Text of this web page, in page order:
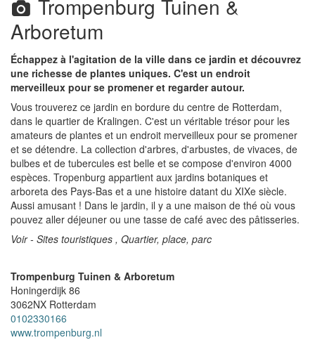
Trompenburg Tuinen &
Arboretum
Échappez à l'agitation de la ville dans ce jardin et découvrez
une richesse de plantes uniques. C'est un endroit
merveilleux pour se promener et regarder autour.
Vous trouverez ce jardin en bordure du centre de Rotterdam,
dans le quartier de Kralingen. C'est un véritable trésor pour les
amateurs de plantes et un endroit merveilleux pour se promener
et se détendre. La collection d'arbres, d'arbustes, de vivaces, de
bulbes et de tubercules est belle et se compose d'environ 4000
espèces. Tropenburg appartient aux jardins botaniques et
arboreta des Pays-Bas et a une histoire datant du XIXe siècle.
Aussi amusant ! Dans le jardin, il y a une maison de thé où vous
pouvez aller déjeuner ou une tasse de café avec des pâtisseries.
Voir - Sites touristiques , Quartier, place, parc
Trompenburg Tuinen & Arboretum
Honingerdijk 86
3062NX Rotterdam
0102330166
www.trompenburg.nl